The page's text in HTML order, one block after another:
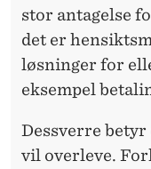
stor antagelse
det er
løsninger for
eksempel
Dessverre betyr
vil overleve.